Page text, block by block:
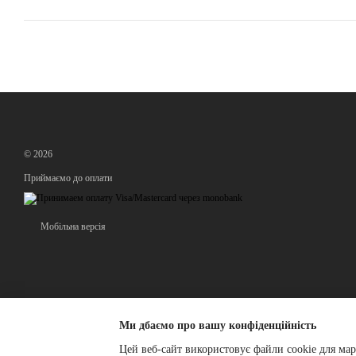
© 2026
Приймаємо до оплати
Мобільна версія
Ми дбаємо про вашу конфіденційність
Цей веб-сайт використовує файли cookie для